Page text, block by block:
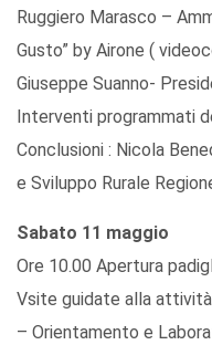
Ruggiero Marasco –
Gusto” by Airone (
Giuseppe Suanno-
Interventi programmati
Conclusioni : Nicola
e Sviluppo Rurale
Sabato 11 maggio
Ore 10.00 Apertura
Vsite guidate alla attività
– Orientamento e